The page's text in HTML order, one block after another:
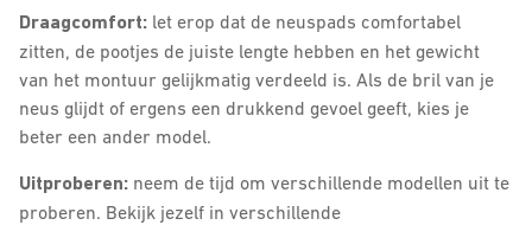
Draagcomfort: let erop dat de neuspads comfortabel
zitten, de pootjes de juiste lengte hebben en het gewicht
van het montuur gelijkmatig verdeeld is. Als de bril van je
neus glijdt of ergens een drukkend gevoel geeft, kies je
beter een ander model.
Uitproberen: neem de tijd om verschillende modellen uit te
proberen. Bekijk jezelf in verschillende